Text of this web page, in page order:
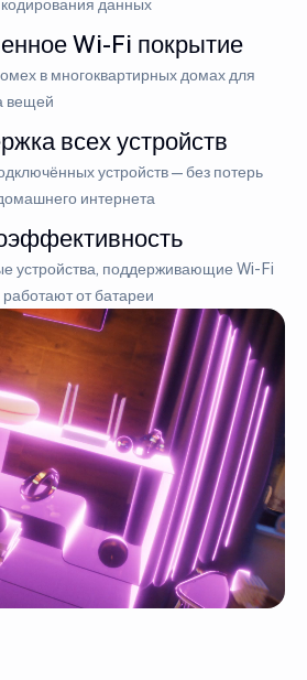
кодирования данных
Wi-Fi покрытие
в многоквартирных домах для
вещей
всех устройств
устройств — без потерь
интернета
устройства, поддерживающие Wi-Fi
от батареи